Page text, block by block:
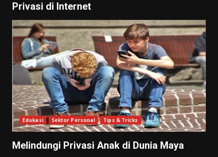
Privasi di Internet
Edukasi Sektor Personal Tips & Tricks
Melindungi Privasi Anak di Dunia Maya